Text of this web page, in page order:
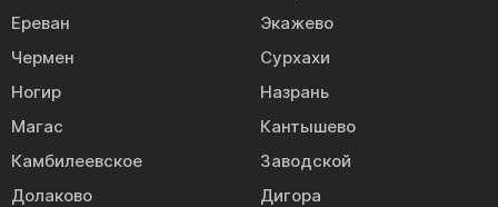
Ереван
Экажево
Чермен
Сурхахи
Ногир
Назрань
Магас
Кантышево
Камбилеевское
Заводской
Долаково
Дигора